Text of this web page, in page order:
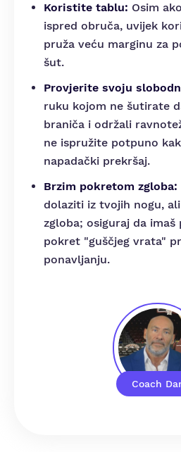
Coach
Koristite tablu: Osim
ispred obruča, uvijek
pruža veću marginu za
šut.
Provjerite svoju
ruku kojom ne šutirate
braniča i održali
ne ispružite potpuno
napadački prekršaj.
Brzim pokretom zgloba:
dolaziti iz tvojih nogu,
zgloba; osiguraj da
pokret "guščjeg vrata"
ponavljanju.